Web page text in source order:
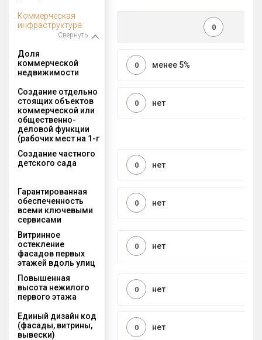
Коммерческая
инфраструктура
Свернуть
0
Доля
коммерческой
недвижимости
менее 5%
0
Создание отдельно
стоящих объектов
коммерческой или
общественно-
деловой функции
(рабочих мест на 1-г
нет
0
Создание частного
детского сада
нет
0
Гарантированная
обеспеченность
всеми ключевыми
сервисами
нет
0
Витринное
остекление
фасадов первых
этажей вдоль улиц
нет
0
Повышенная
высота нежилого
первого этажа
нет
0
Единый дизайн код
(фасады, витрины,
вывески)
нет
0